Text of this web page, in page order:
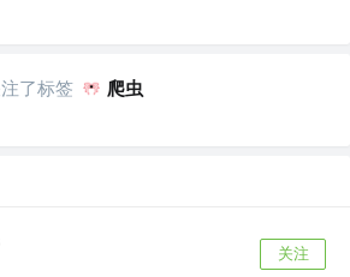
了标签 爬虫
关注